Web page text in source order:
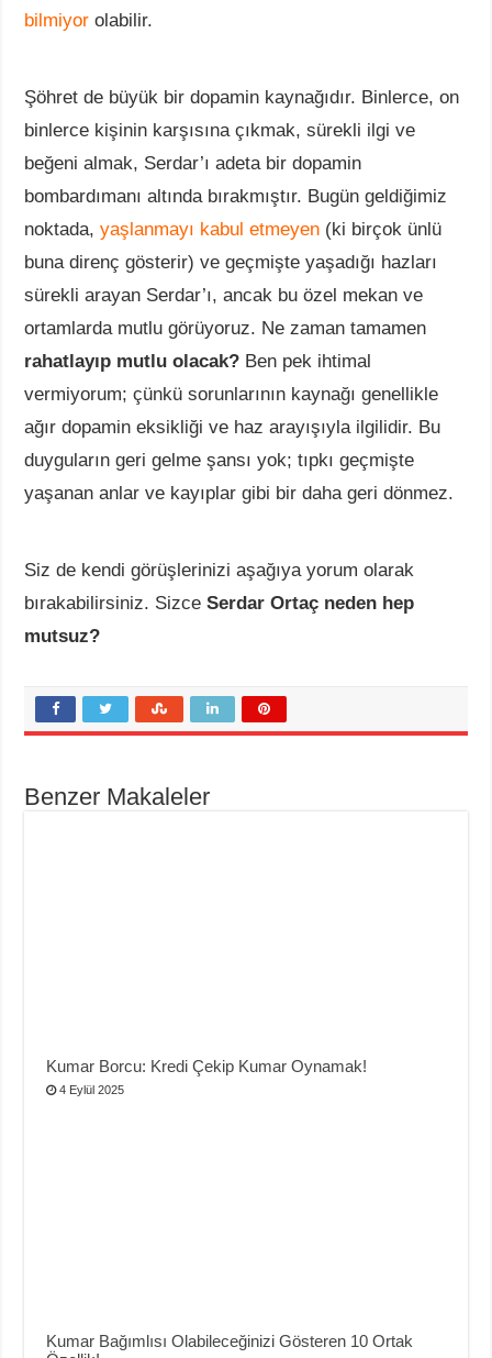
bilmiyor olabilir.
Şöhret de büyük bir dopamin kaynağıdır. Binlerce, on
binlerce kişinin karşısına çıkmak, sürekli ilgi ve
beğeni almak, Serdar’ı adeta bir dopamin
bombardımanı altında bırakmıştır. Bugün geldiğimiz
noktada,yaşlanmayı kabul etmeyen (ki birçok ünlü
buna direnç gösterir) ve geçmişte yaşadığı hazları
sürekli arayan Serdar’ı, ancak bu özel mekan ve
ortamlarda mutlu görüyoruz. Ne zaman tamamen
rahatlayıp mutlu olacak? Ben pek ihtimal
vermiyorum; çünkü sorunlarının kaynağı genellikle
ağır dopamin eksikliği ve haz arayışıyla ilgilidir. Bu
duyguların geri gelme şansı yok; tıpkı geçmişte
yaşanan anlar ve kayıplar gibi bir daha geri dönmez.
Siz de kendi görüşlerinizi aşağıya yorum olarak
bırakabilirsiniz. SizceSerdar Ortaç neden hep
mutsuz?
Benzer Makaleler
Kumar Borcu: Kredi Çekip Kumar Oynamak!
4 Eylül 2025
Kumar Bağımlısı Olabileceğinizi Gösteren 10 Ortak